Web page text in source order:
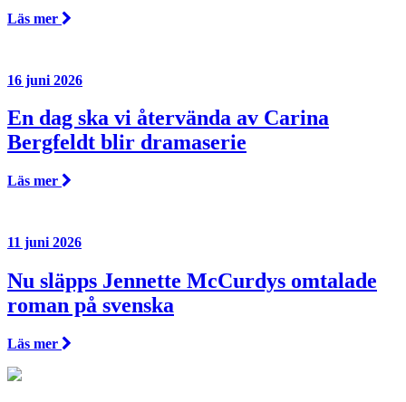
Läs mer
16 juni 2026
En dag ska vi återvända av Carina
Bergfeldt blir dramaserie
Läs mer
11 juni 2026
Nu släpps Jennette McCurdys omtalade
roman på svenska
Läs mer